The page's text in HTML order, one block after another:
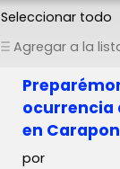
Seleccionar todo
Agregar a la
ocurrencia
en
por